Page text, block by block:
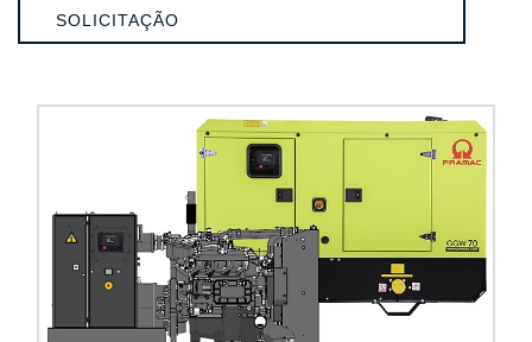
SOLICITAÇÃO